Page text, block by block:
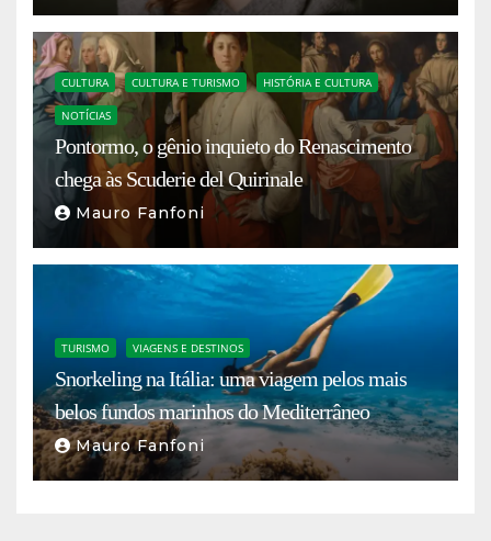
CULTURA CULTURA E TURISMO HISTÓRIA E CULTURA
NOTÍCIAS
Pontormo, o gênio inquieto do Renascimento
chega às Scuderie del Quirinale
Mauro Fanfoni
TURISMO VIAGENS E DESTINOS
Snorkeling na Itália: uma viagem pelos mais
belos fundos marinhos do Mediterrâneo
Mauro Fanfoni